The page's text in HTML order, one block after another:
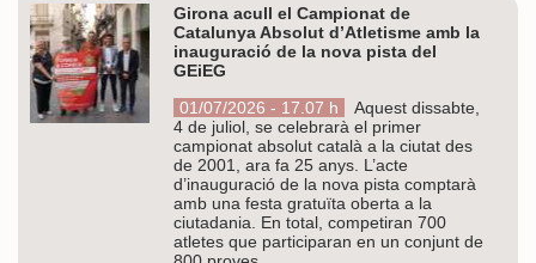
Girona acull el Campionat de
Catalunya Absolut d’Atletisme amb la
inauguració de la nova pista del
GEiEG
01/07/2026 - 17.07 h
Aquest dissabte,
4 de juliol, se celebrarà el primer
campionat absolut català a la ciutat des
de 2001, ara fa 25 anys. L’acte
d’inauguració de la nova pista comptarà
amb una festa gratuïta oberta a la
ciutadania. En total, competiran 700
atletes que participaran en un conjunt de